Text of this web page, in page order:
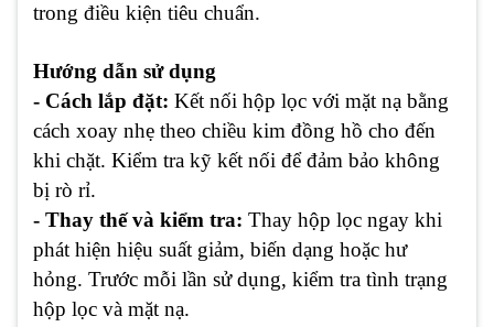
trong điều kiện tiêu chuẩn.
Hướng dẫn sử dụng
- Cách lắp đặt: Kết nối hộp lọc với mặt nạ bằng
cách xoay nhẹ theo chiều kim đồng hồ cho đến
khi chặt. Kiểm tra kỹ kết nối để đảm bảo không
bị rò rỉ.
- Thay thế và kiểm tra: Thay hộp lọc ngay khi
phát hiện hiệu suất giảm, biến dạng hoặc hư
hỏng. Trước mỗi lần sử dụng, kiểm tra tình trạng
hộp lọc và mặt nạ.